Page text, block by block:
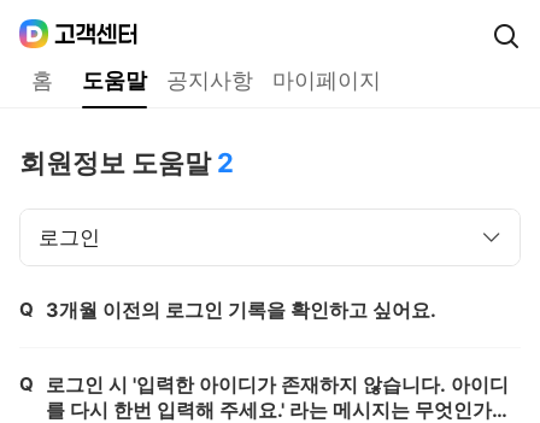
홈 도움말 공지사항 마이페이지
회원정보 도움말 2
로그인
Q 3개월 이전의 로그인 기록을 확인하고 싶어요.
Q
로그인 시 '입력한 아이디가 존재하지 않습니다. 아이디
를 다시 한번 입력해 주세요.' 라는 메시지는 무엇인가